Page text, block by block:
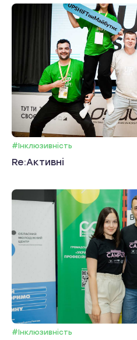
#Інклюзивність
Re:Активні
#Інклюзивність